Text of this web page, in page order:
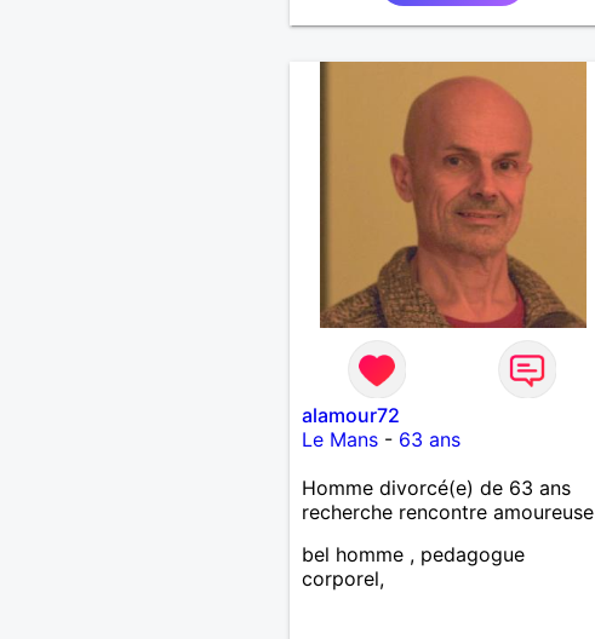
alamour72
Le Mans- 63 ans
Homme divorcé(e) de 63 ans
recherche rencontre amoureuse
bel homme , pedagogue
corporel,